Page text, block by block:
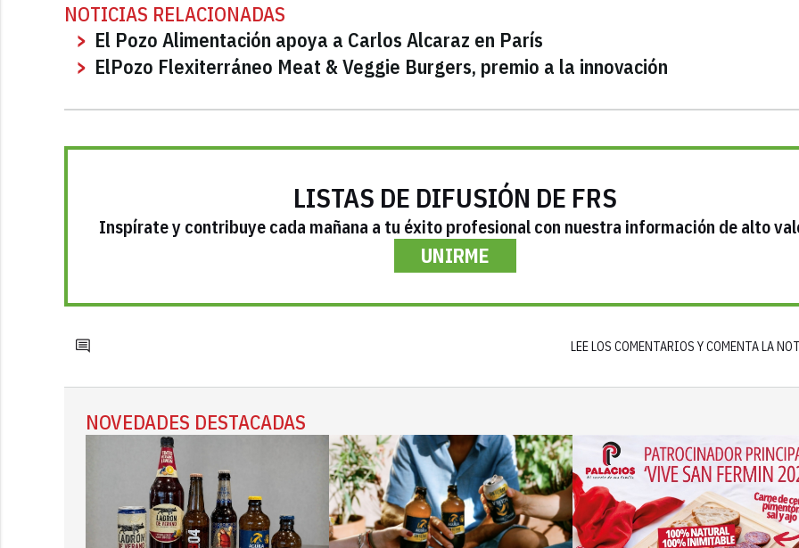
NOTICIAS RELACIONADAS
El Pozo Alimentación apoya a Carlos Alcaraz en París
ElPozo Flexiterráneo Meat & Veggie Burgers, premio a la innovación
LISTAS DE DIFUSIÓN DE FRS
Inspírate y contribuye cada mañana a tu éxito profesional con nuestra información de alto
UNIRME
LEE LOS COMENTARIOS Y COMENTA LA
NOVEDADES DESTACADAS